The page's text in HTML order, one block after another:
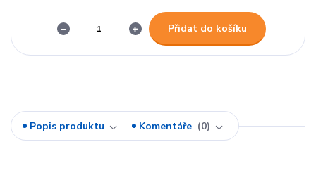
Přidat do košíku
Popis produktu Komentáře 0